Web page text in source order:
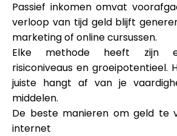
Hulp
Passief inkomen omvat
verloop van tijd geld blijft
marketing of online cursussen.
Elke methode heeft zijn
risiconiveaus en groeipotentieel.
juiste hangt af van je
middelen.
De beste manieren om geld te
internet